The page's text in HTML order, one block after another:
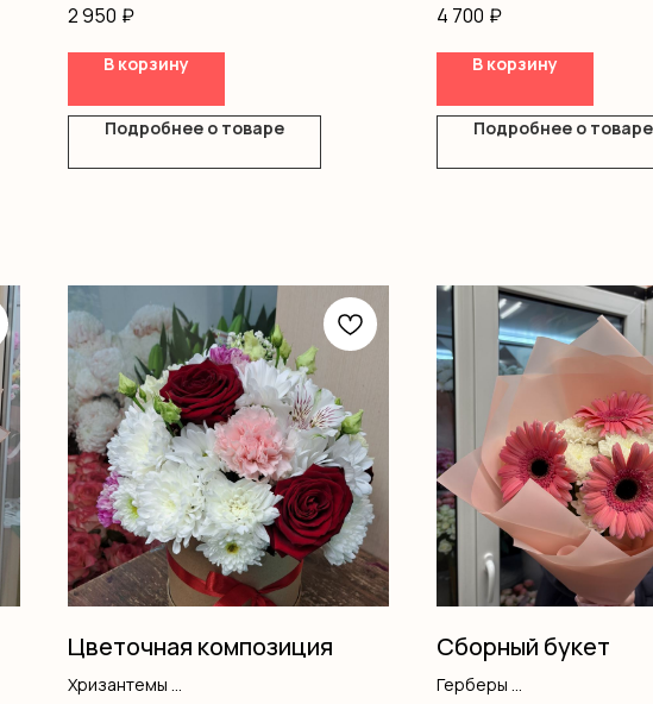
Альстромерия
Диантус
Кустовая роза
2 950 ₽
В корзину
Подробнее о товаре
4 700 ₽
В корзину
Подробнее о товаре
Цветочная композиция
Хризантемы
Сборный букет
Герберы